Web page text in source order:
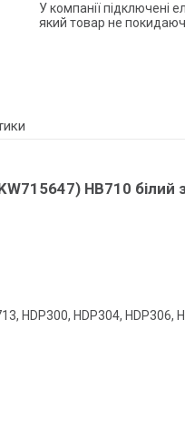
У компанії підключені
який товар не
HB710 білий
HDP300, HDP304, HDP306,